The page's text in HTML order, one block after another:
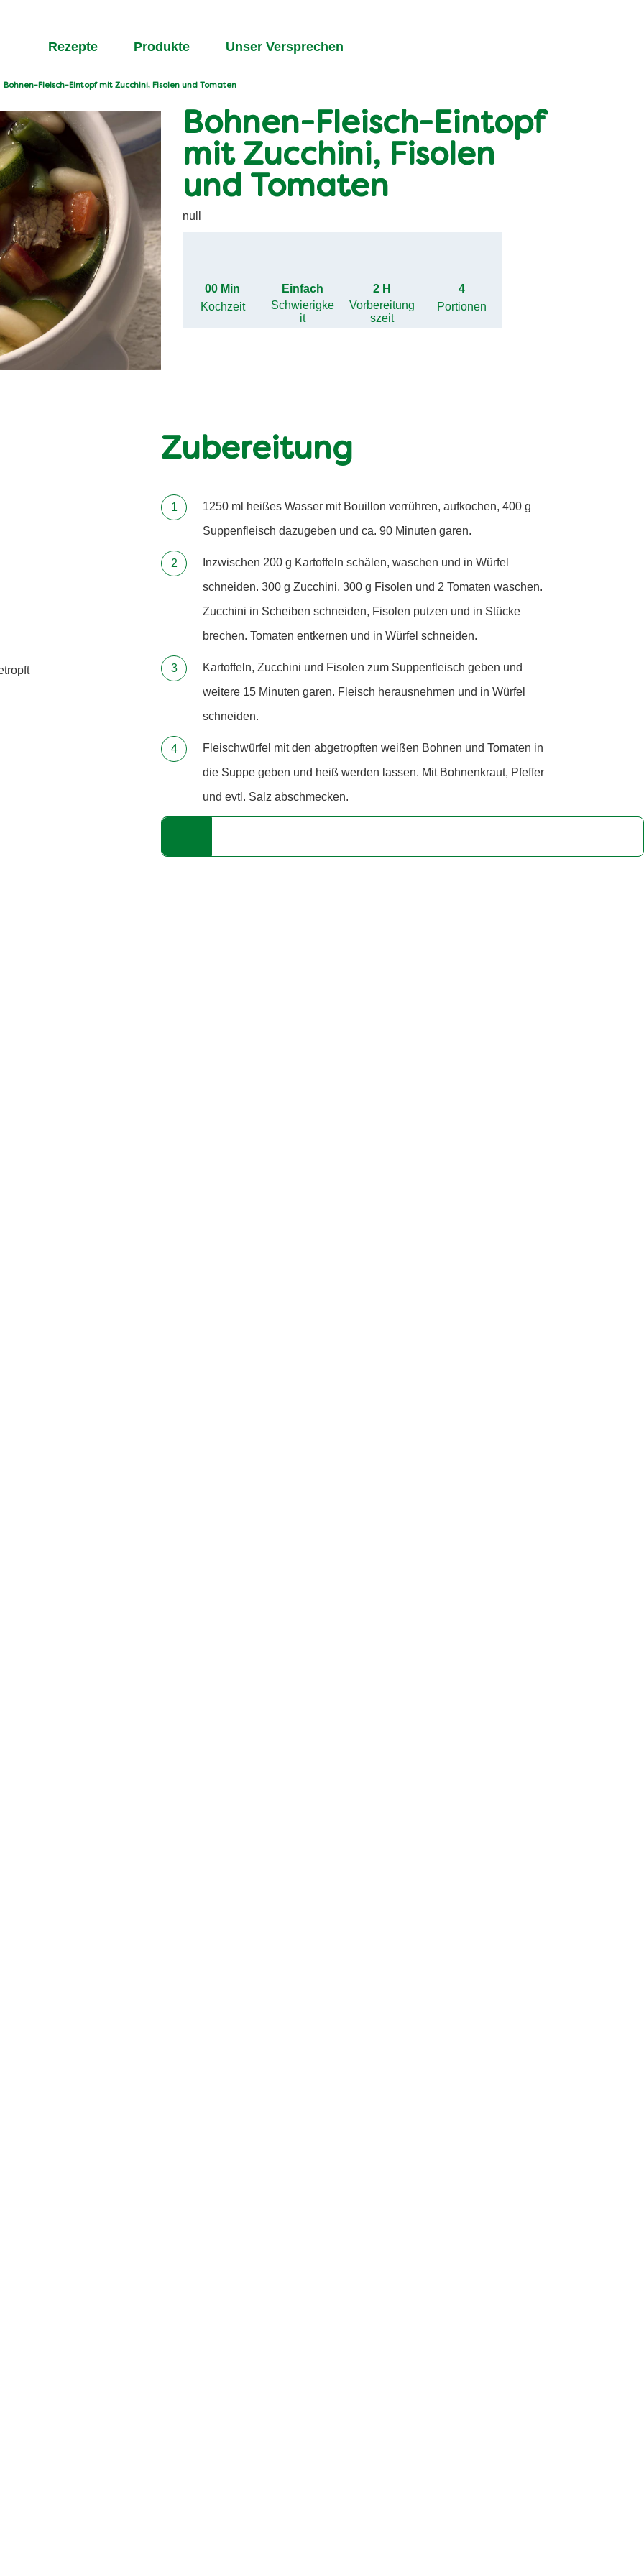
Rezepte Produkte Unser Versprechen
Bohnen-Fleisch-Eintopf mit Zucchini, Fisolen und Tomaten
Bohnen-Fleisch-Eintopf
mit Zucchini, Fisolen
und Tomaten
null
00 Min
Kochzeit
Einfach
Schwierigke
it
2 H
Vorbereitung
szeit
4
Portionen
Zubereitung
1250 ml heißes Wasser mit Bouillon verrühren, aufkochen, 400 g
Suppenfleisch dazugeben und ca. 90 Minuten garen.
Inzwischen 200 g Kartoffeln schälen, waschen und in Würfel
schneiden. 300 g Zucchini, 300 g Fisolen und 2 Tomaten waschen.
Zucchini in Scheiben schneiden, Fisolen putzen und in Stücke
brechen. Tomaten entkernen und in Würfel schneiden.
Kartoffeln, Zucchini und Fisolen zum Suppenfleisch geben und
weitere 15 Minuten garen. Fleisch herausnehmen und in Würfel
schneiden.
Fleischwürfel mit den abgetropften weißen Bohnen und Tomaten in
die Suppe geben und heiß werden lassen. Mit Bohnenkraut, Pfeffer
und evtl. Salz abschmecken.